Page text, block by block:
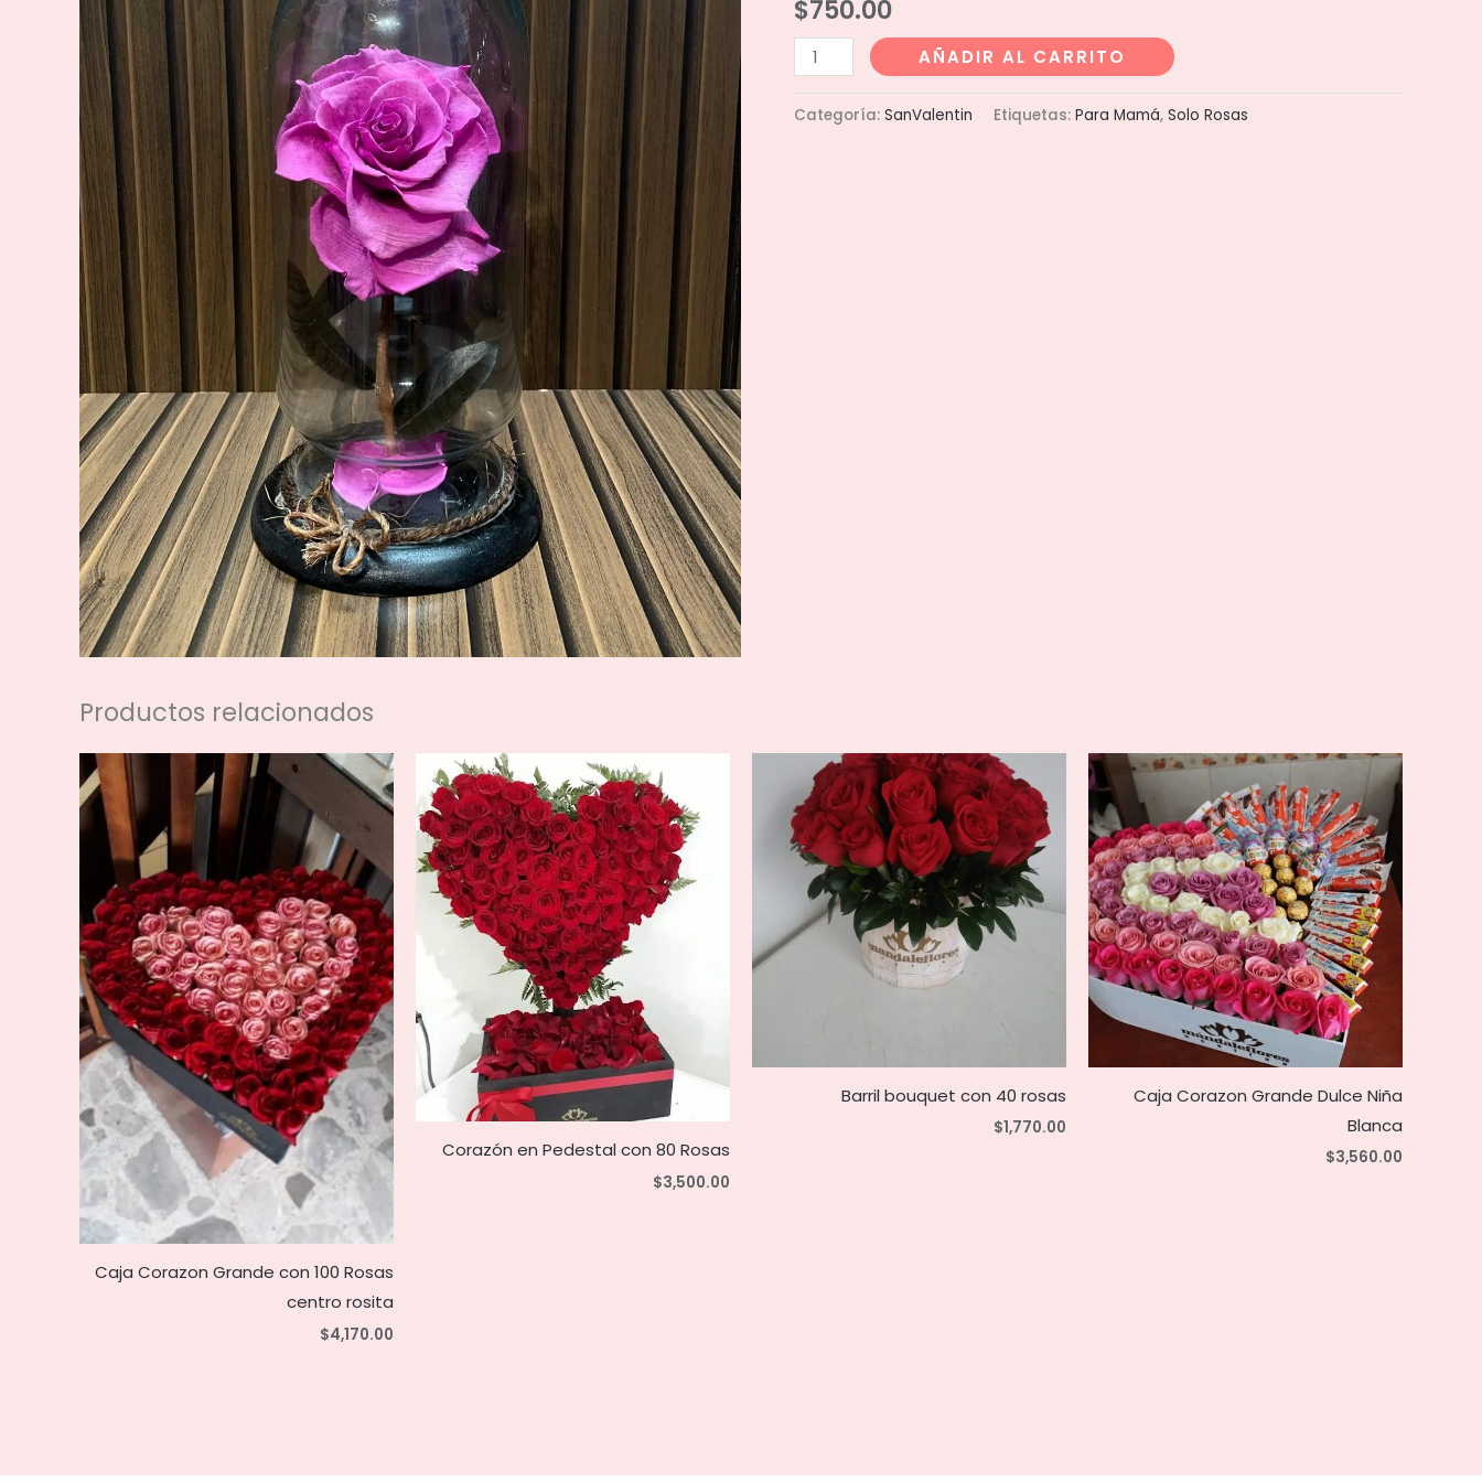
$750.00
Rosa
eterna
fucsia
AÑADIR AL CARRITO
Categoría: SanValentin Etiquetas: Para Mamá, Solo Rosas
Productos relacionados
Caja Corazon Grande con 100 Rosas
centro rosita
$4,170.00
Corazón en Pedestal con 80 Rosas
$3,500.00
Barril bouquet con 40 rosas
$1,770.00
Caja Corazon Grande Dulce Niña
Blanca
$3,560.00